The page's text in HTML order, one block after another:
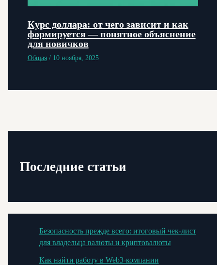
Последние статьи
Безопасность прежде всего: итоговый чек-лист
для владельца валюты и криптовалюты
Как найти работу в Web3-компании
Курс доллара: от чего зависит и как
формируется — понятное объяснение
для новичков
Общая/ 10 ноября, 2025